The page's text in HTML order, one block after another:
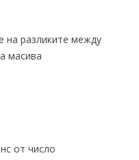
на разликите между
масива
от число